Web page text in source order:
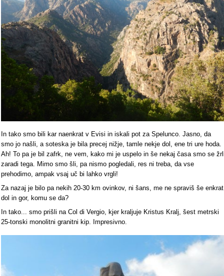
In tako smo bili kar naenkrat v Evisi in iskali pot za Spelunco. Jasno, da
smo jo našli, a soteska je bila precej nižje, tamle nekje dol, ene tri ure hoda.
Ah! To pa je bil zafrk, ne vem, kako mi je uspelo in še nekaj časa smo se
zaradi tega. Mimo smo šli, pa nismo pogledali, res ni treba, da vse
prehodimo, ampak vsaj uč bi lahko vrgli!
Za nazaj je bilo pa nekih 20-30 km ovinkov, ni šans, me ne spraviš še enkrat
dol in gor, komu se da?
In tako... smo prišli na Col di Vergio, kjer kraljuje Kristus Kralj, šest metrski
25-tonski monolitni granitni kip. Impresivno.